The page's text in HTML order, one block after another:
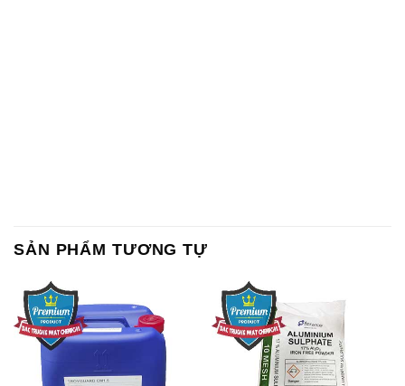
SẢN PHẨM TƯƠNG TỰ